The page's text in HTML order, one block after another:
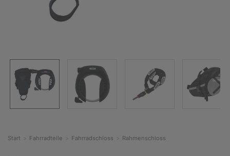
Start Fahrradteile Fahrradschloss Rahmenschloss